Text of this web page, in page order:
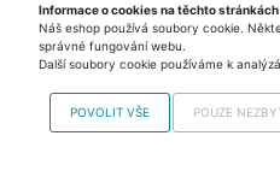
Pán prstenů Ponožky 3
Set ponožek Pán prstenů.
elastan Velikost: 35-45
329,00 Kč
Informace o cookies na těchto stránkách
Náš eshop používá soubory cookie.
správné fungování webu.
Další soubory cookie používáme k
POVOLIT VŠE POUZE